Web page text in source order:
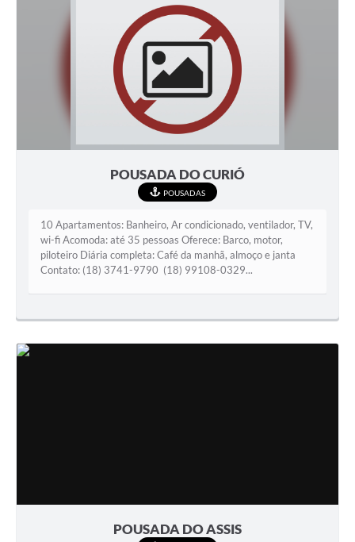
POUSADA DO CURIÓ
POUSADAS
10 Apartamentos: Banheiro, Ar condicionado, ventilador, TV,
wi-fi Acomoda: até 35 pessoas Oferece: Barco, motor,
piloteiro Diária completa: Café da manhã, almoço e janta
Contato: (18) 3741-9790 (18) 99108-0329...
POUSADA DO ASSIS